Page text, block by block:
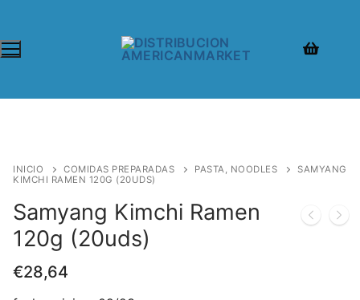
INICIO COMIDAS PREPARADAS PASTA, NOODLES
SAMYANG
KIMCHI RAMEN 120G (20UDS)
Samyang Kimchi Ramen
120g (20uds)
€28,64